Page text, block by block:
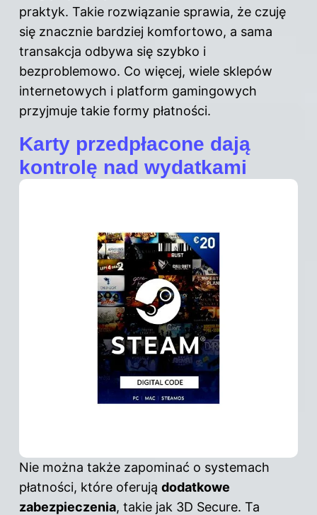
praktyk. Takie rozwiązanie sprawia, że czuję
się znacznie bardziej komfortowo, a sama
transakcja odbywa się szybko i
bezproblemowo. Co więcej, wiele sklepów
internetowych i platform gamingowych
przyjmuje takie formy płatności.
Karty przedpłacone dają
kontrolę nad wydatkami
Nie można także zapominać o systemach
płatności, które oferują dodatkowe
zabezpieczenia, takie jak 3D Secure. Ta